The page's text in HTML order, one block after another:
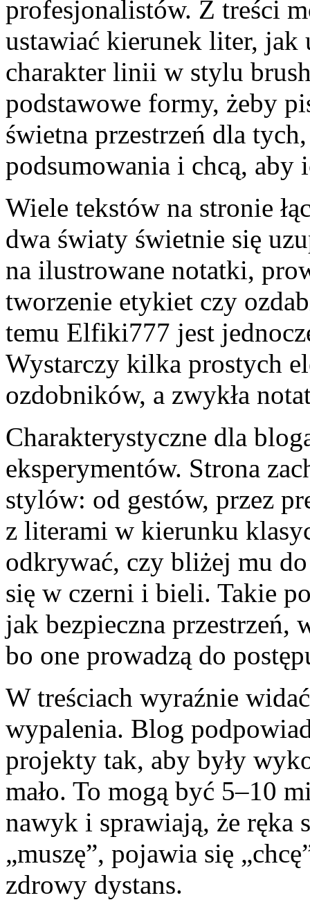
profesjonalistów. Z treści
ustawiać kierunek liter, jak
charakter linii w stylu
podstawowe formy, żeby
świetna przestrzeń dla
podsumowania i chcą, aby
Wiele tekstów na stronie
dwa światy świetnie się
na ilustrowane notatki,
tworzenie etykiet czy
temu Elfiki777 jest
Wystarczy kilka prostych
ozdobników, a zwykła
Charakterystyczne dla
eksperymentów. Strona
stylów: od gestów, przez
z literami w kierunku
odkrywać, czy bliżej mu
się w czerni i bieli. Takie
jak bezpieczna przestrzeń,
bo one prowadzą do
W treściach wyraźnie
wypalenia. Blog
projekty tak, aby były
mało. To mogą być 5–10
nawyk i sprawiają, że ręka
„muszę”, pojawia się
zdrowy dystans.